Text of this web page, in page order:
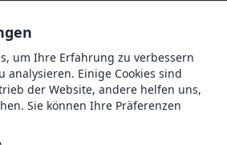
um Ihre Erfahrung zu verbessern
analysieren. Einige Cookies sind
der Website, andere helfen uns,
Sie können Ihre Präferenzen